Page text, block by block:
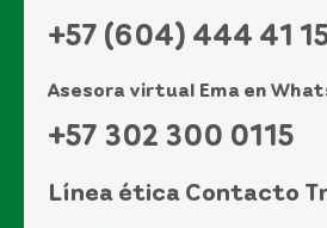
+57 (604) 444 41
Asesora virtual Ema en
+57 302 300 0115
Línea ética Contacto